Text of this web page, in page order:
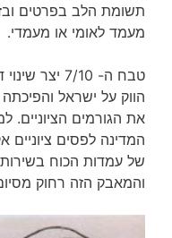
תשומת הלב בפרטים
מעמד לאומי או מעמדי.
טבח ה- 7/10
הווק על ישראל
את הגורמים
המדינה לפסים ציוניים
של עמדות הכוח
והמאבק הזה רחוק